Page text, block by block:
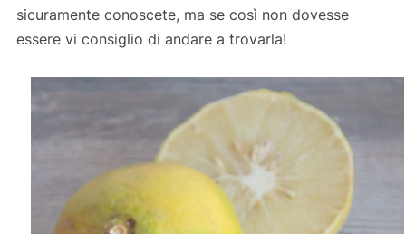
sicuramente conoscete, ma se così non dovesse
essere vi consiglio di andare a trovarla!